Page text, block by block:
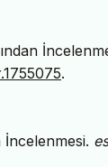
.
İncelenmesi.